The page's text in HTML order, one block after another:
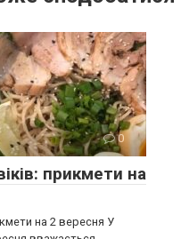
0
прикмети на
на 2 вересня У